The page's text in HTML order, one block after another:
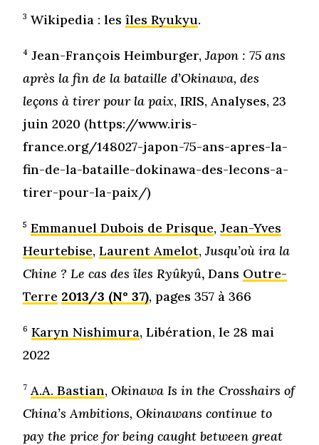
3 Wikipedia : lesîles Ryukyu.
4 Jean-François Heimburger,Japon : 75 ans
après la fin de la bataille d’Okinawa, des
leçons à tirer pour la paix, IRIS, Analyses, 23
juin 2020 (https://www.iris-
france.org/148027-japon-75-ans-apres-la-
fin-de-la-bataille-dokinawa-des-lecons-a-
tirer-pour-la-paix/)
5 Emmanuel Dubois de Prisque,Jean-Yves
Heurtebise,Laurent Amelot,Jusqu’où ira la
Chine ? Le cas des îles Ryûkyû, Dans Outre-
Terre 2013/3 (N° 37), pages 357 à 366
6 Karyn Nishimura, Libération, le 28 mai
2022
7 A.A. Bastian,Okinawa Is in the Crosshairs of
China’s Ambitions, Okinawans continue to
pay the price for being caught between great